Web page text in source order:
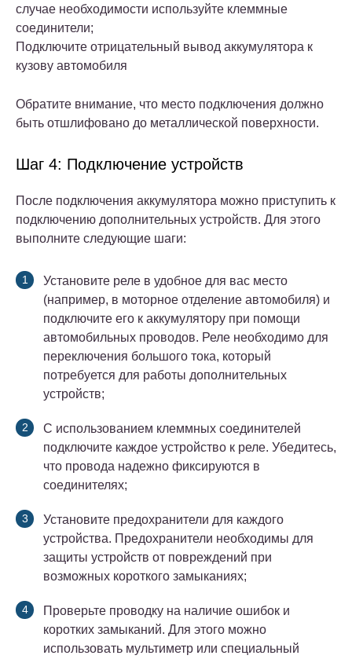
случае необходимости используйте клеммные
соединители;
Подключите отрицательный вывод аккумулятора к
кузову автомобиля
Обратите внимание, что место подключения должно
быть отшлифовано до металлической поверхности.
Шаг 4: Подключение устройств
После подключения аккумулятора можно приступить к
подключению дополнительных устройств. Для этого
выполните следующие шаги:
Установите реле в удобное для вас место
(например, в моторное отделение автомобиля) и
подключите его к аккумулятору при помощи
автомобильных проводов. Реле необходимо для
переключения большого тока, который
потребуется для работы дополнительных
устройств;
С использованием клеммных соединителей
подключите каждое устройство к реле. Убедитесь,
что провода надежно фиксируются в
соединителях;
Установите предохранители для каждого
устройства. Предохранители необходимы для
защиты устройств от повреждений при
возможных короткого замыканиях;
Проверьте проводку на наличие ошибок и
коротких замыканий. Для этого можно
использовать мультиметр или специальный